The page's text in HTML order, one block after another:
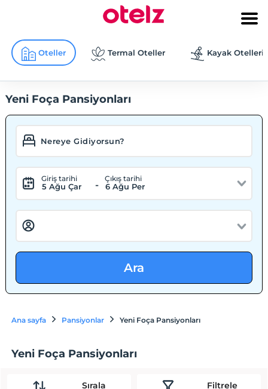
Oteller Termal Oteller Kayak Otelleri
Yeni Foça Pansiyonları
Giriş tarihi
5 Ağu Çar -
Çıkış tarihi
6 Ağu Per
Ara
Ana sayfa Pansiyonlar Yeni Foça Pansiyonları
Yeni Foça Pansiyonları
Sırala Filtrele